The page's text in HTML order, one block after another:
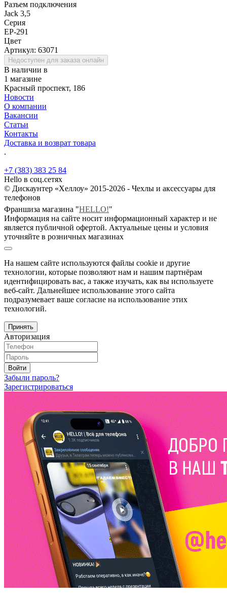
Разъем подключения
Jack 3,5
Серия
EP-291
Цвет
Артикул: 63071
Недоступен для заказа онлайн
В наличии в
1 магазине
Красный проспект, 186
Новости
О компании
Вакансии
Статьи
Контакты
Доставка и возврат товара
.
+7 (383) 383 25 84
Hello в соц.сетях
© Дискаунтер «Хеллоу» 2015-2026 - Чехлы и аксессуары для
телефонов
Франшиза магазина "HELLO!"
Информация на сайте носит информационный характер и не
является публичной офертой. Актуальные цены и условия
уточняйте в розничных магазинах
На нашем сайте используются файлы cookie и другие
технологии, которые позволяют нам и нашим партнёрам
идентифицировать вас, а также изучать, как вы используете
веб-сайт. Дальнейшее использование этого сайта
подразумевает ваше согласие на использование этих
технологий.
Принять
Авторизация
Войти
Забыли пароль?
Зарегистрироваться